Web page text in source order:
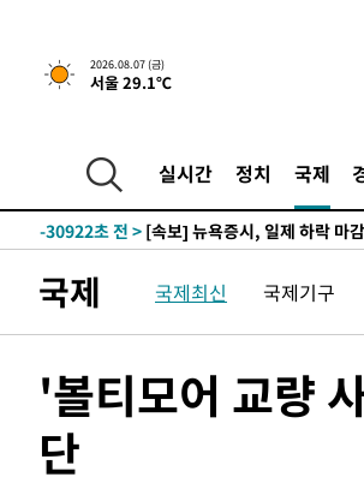
2026.08.07 (금)
서울 29.1℃
실시간 정치 국제
-30922초 전 > [속보] 뉴욕증시, 일제 하락
국제 국제최신 국제기구
'볼티모어 교량
단